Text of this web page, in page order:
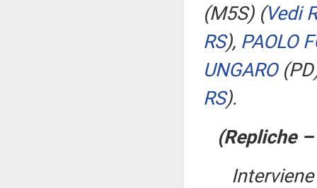
(M5S) (Vedi
RS), PAOLO
UNGARO
RS).
(Repliche